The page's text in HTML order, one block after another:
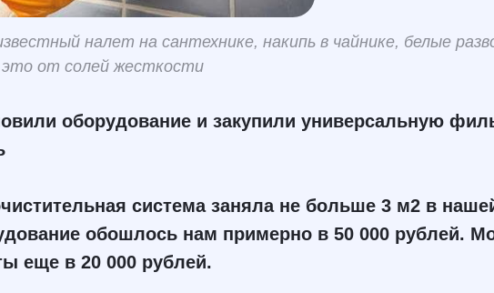
налет на сантехнике, накипь в чайнике, белые
от солей жесткости
оборудование и закупили универсальную
система заняла не больше 3 м2 в
обошлось нам примерно в 50 000 рублей.
еще в 20 000 рублей.